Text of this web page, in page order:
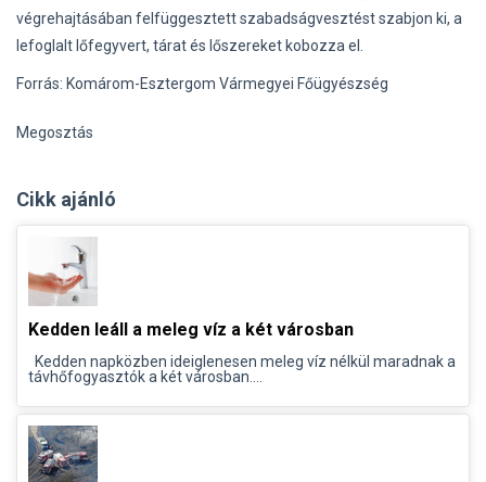
végrehajtásában felfüggesztett szabadságvesztést szabjon ki, a
lefoglalt lőfegyvert, tárat és lőszereket kobozza el.
Forrás: Komárom-Esztergom Vármegyei Főügyészség
Megosztás
Cikk ajánló
Kedden leáll a meleg víz a két városban
Kedden napközben ideiglenesen meleg víz nélkül maradnak a
távhőfogyasztók a két városban....